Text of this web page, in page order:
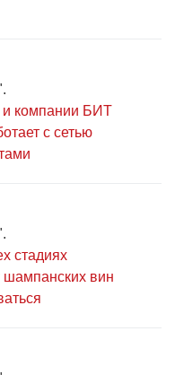
и компании БИТ
с сетью
стадиях
шампанских вин